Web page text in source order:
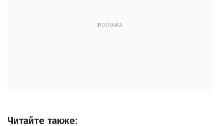
РЕКЛАМА
Читайте также: